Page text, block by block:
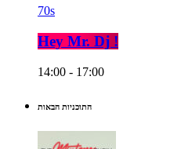
70s
Hey Mr. Dj !
14:00 - 17:00
התוכניות הבאות